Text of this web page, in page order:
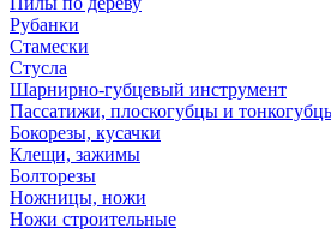
Рубанки
Стамески
Стусла
Шарнирно-губцевый инструмент
Пассатижи, плоскогубцы и
Бокорезы, кусачки
Клещи, зажимы
Болторезы
Ножницы, ножи
Ножи строительные